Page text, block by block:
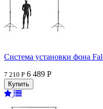
Система установки фона
7 210 Р 6 489 Р